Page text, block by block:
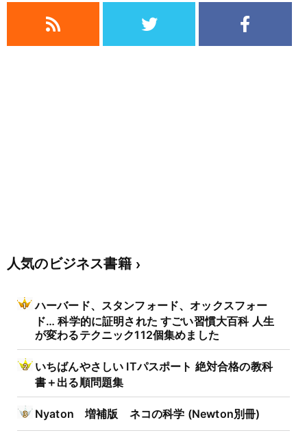
人気のビジネス書籍
ハーバード、スタンフォード、オックスフォー
ド… 科学的に証明された すごい習慣大百科 人生
が変わるテクニック112個集めました
いちばんやさしい ITパスポート 絶対合格の教科
書＋出る順問題集
Nyaton 増補版 ネコの科学 (Newton別冊)